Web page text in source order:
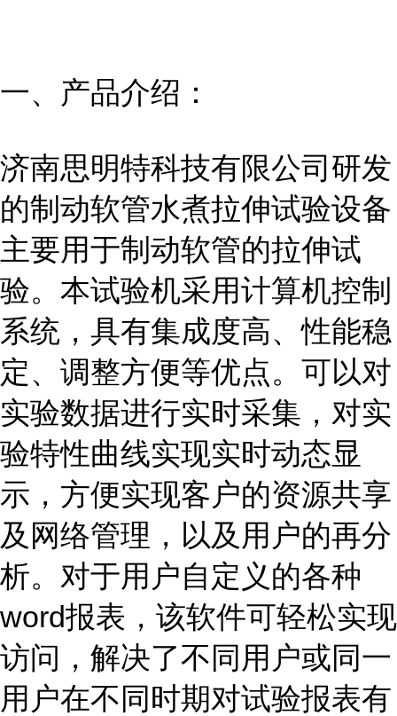
一、产品介绍：
济南思明特科技有限公司研发
的制动软管水煮拉伸试验设备
主要用于制动软管的拉伸试
验。本试验机采用计算机控制
系统，具有集成度高、性能稳
定、调整方便等优点。可以对
实验数据进行实时采集，对实
验特性曲线实现实时动态显
示，方便实现客户的资源共享
及网络管理，以及用户的再分
析。对于用户自定义的各种
word报表，该软件可轻松实现
访问，解决了不同用户或同一
用户在不同时期对试验报表有